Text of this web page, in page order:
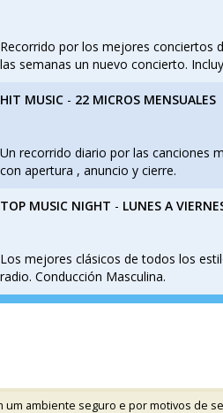
Recorrido por los mejores conciertos
las semanas un nuevo concierto.
HIT MUSIC - 22 MICROS MENSUALES
Un recorrido diario por las canciones
con apertura , anuncio y cierre.
TOP MUSIC NIGHT - LUNES A
Los mejores clásicos de todos los
radio. Conducción Masculina.
ambiente seguro e por motivos de